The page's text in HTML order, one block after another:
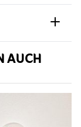
AUCH